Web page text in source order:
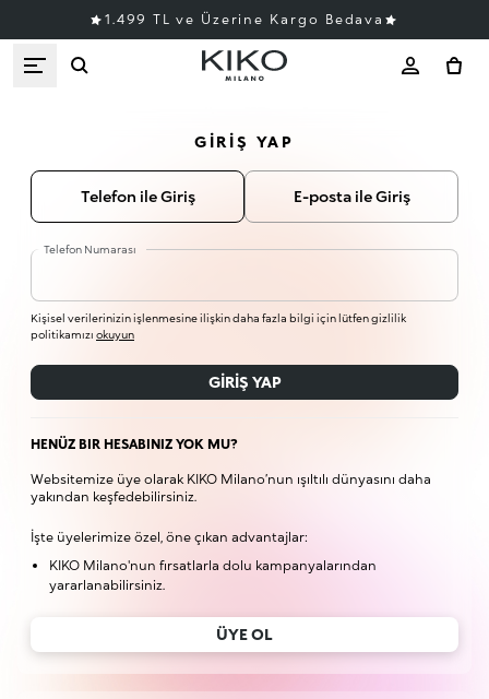
1.499 TL ve Üzerine Kargo Bedava
GIRIŞ YAP
Telefon ile Giriş E-posta ile Giriş
Telefon Numarası
Kişisel verilerinizin işlenmesine ilişkin daha fazla bilgi için lütfen gizlilik
politikamızı okuyun
GIRIŞ YAP
HENÜZ BIR HESABINIZ YOK MU?
Websitemize üye olarak KIKO Milano’nun ışıltılı dünyasını daha
yakından keşfedebilirsiniz.
İşte üyelerimize özel, öne çıkan advantajlar:
KIKO Milano'nun fırsatlarla dolu kampanyalarından
yararlanabilirsiniz.
ÜYE OL